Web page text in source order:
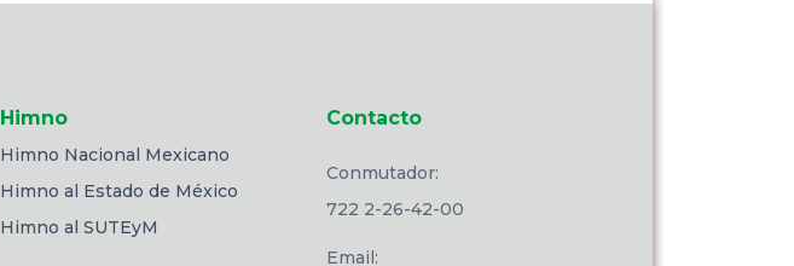
Himno
Himno Nacional Mexicano
Himno al Estado de México
Himno al SUTEyM
Contacto
Conmutador:
722 2-26-42-00
Email: